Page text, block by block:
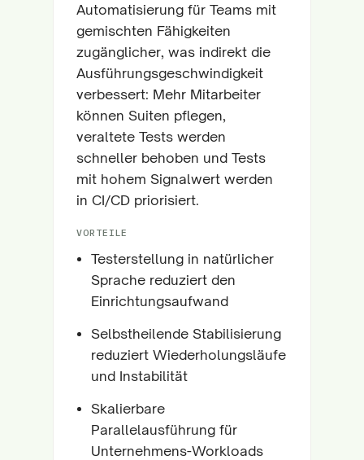
Automatisierung für Teams mit
gemischten Fähigkeiten
zugänglicher, was indirekt die
Ausführungsgeschwindigkeit
verbessert: Mehr Mitarbeiter
können Suiten pflegen,
veraltete Tests werden
schneller behoben und Tests
mit hohem Signalwert werden
in CI/CD priorisiert.
VORTEILE
Testerstellung in natürlicher
Sprache reduziert den
Einrichtungsaufwand
Selbstheilende Stabilisierung
reduziert Wiederholungsläufe
und Instabilität
Skalierbare
Parallelausführung für
Unternehmens-Workloads